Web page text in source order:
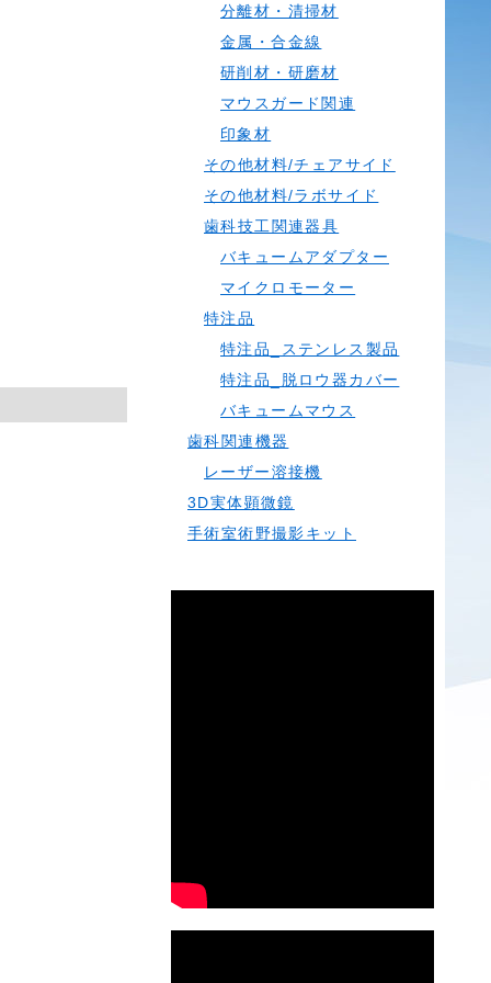
分離材・清掃材
金属・合金線
研削材・研磨材
マウスガード関連
印象材
その他材料/チェアサイド
その他材料/ラボサイド
歯科技工関連器具
バキュームアダプター
マイクロモーター
特注品
特注品_ステンレス製品
特注品_脱ロウ器カバー
バキュームマウス
歯科関連機器
レーザー溶接機
3D実体顕微鏡
手術室術野撮影キット